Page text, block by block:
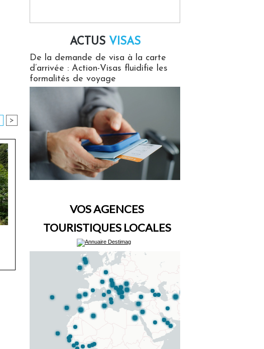
>
ACTUS VISAS
De la demande de visa à la carte
d’arrivée : Action-Visas fluidifie les
formalités de voyage
VOS AGENCES
TOURISTIQUES LOCALES